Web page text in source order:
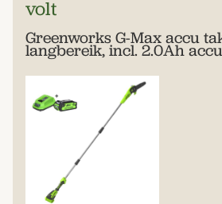
volt
Greenworks G-Max accu
langbereik, incl. 2.0Ah